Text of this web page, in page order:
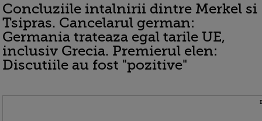
Concluziile intalnirii dintre Merkel si
Tsipras. Cancelarul german:
Germania trateaza egal tarile UE,
inclusiv Grecia. Premierul elen:
Discutiile au fost "pozitive"